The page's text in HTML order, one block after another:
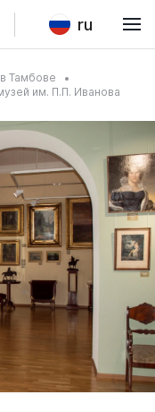
ru
Тамбове
им. П.П. Иванова